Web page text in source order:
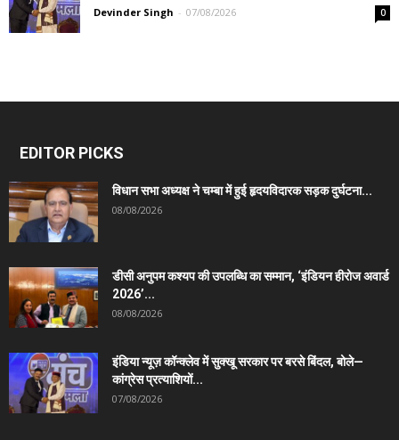
Devinder Singh - 07/08/2026 0
EDITOR PICKS
विधान सभा अध्यक्ष ने चम्बा में हुई हृदयविदारक सड़क दुर्घटना...
08/08/2026
डीसी अनुपम कश्यप की उपलब्धि का सम्मान, ‘इंडियन हीरोज अवार्ड
2026’...
08/08/2026
इंडिया न्यूज़ कॉन्क्लेव में सुक्खू सरकार पर बरसे बिंदल, बोले—
कांग्रेस प्रत्याशियों...
07/08/2026